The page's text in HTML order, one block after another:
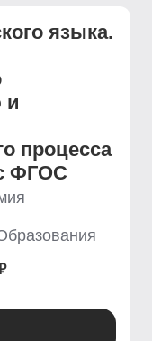
языка.
и
процесса
ФГОС